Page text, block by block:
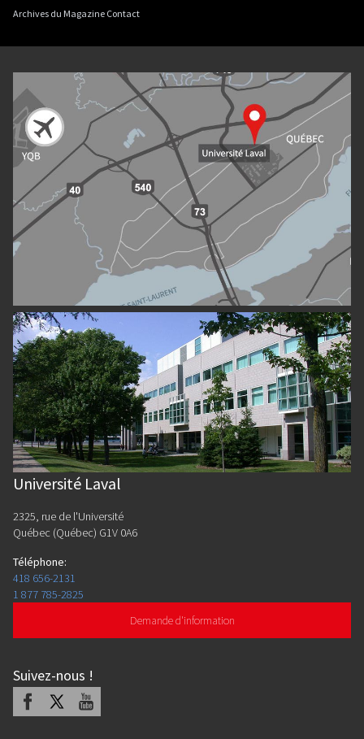
Archives du Magazine Contact
Université Laval
2325, rue de l'Université
Québec (Québec) G1V 0A6
Téléphone:
418 656-2131
1 877 785-2825
Demande d'information
Suivez-nous !
Facebook Youtube